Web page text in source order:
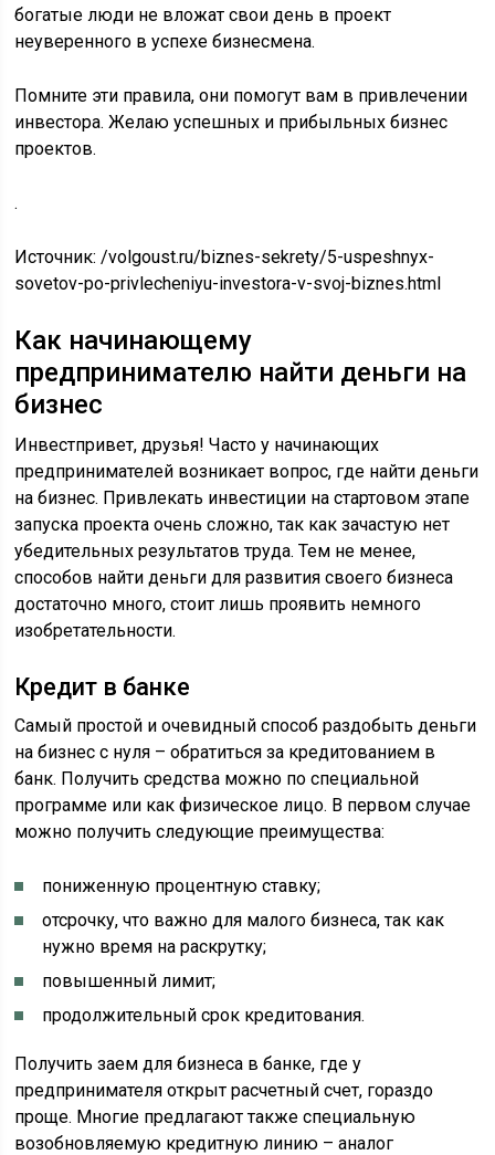
богатые люди не вложат свои день в проект
неуверенного в успехе бизнесмена.
Помните эти правила, они помогут вам в привлечении
инвестора. Желаю успешных и прибыльных бизнес
проектов.
.
Источник:/volgoust.ru/biznes-sekrety/5-uspeshnyx-
sovetov-po-privlecheniyu-investora-v-svoj-biznes.html
Как начинающему
предпринимателю найти деньги на
бизнес
Инвестпривет, друзья! Часто у начинающих
предпринимателей возникает вопрос, где найти деньги
на бизнес. Привлекать инвестиции на стартовом этапе
запуска проекта очень сложно, так как зачастую нет
убедительных результатов труда. Тем не менее,
способов найти деньги для развития своего бизнеса
достаточно много, стоит лишь проявить немного
изобретательности.
Кредит в банке
Самый простой и очевидный способ раздобыть деньги
на бизнес с нуля – обратиться за кредитованием в
банк. Получить средства можно по специальной
программе или как физическое лицо. В первом случае
можно получить следующие преимущества:
пониженную процентную ставку;
отсрочку, что важно для малого бизнеса, так как
нужно время на раскрутку;
повышенный лимит;
продолжительный срок кредитования.
Получить заем для бизнеса в банке, где у
предпринимателя открыт расчетный счет, гораздо
проще. Многие предлагают также специальную
возобновляемую кредитную линию – аналог